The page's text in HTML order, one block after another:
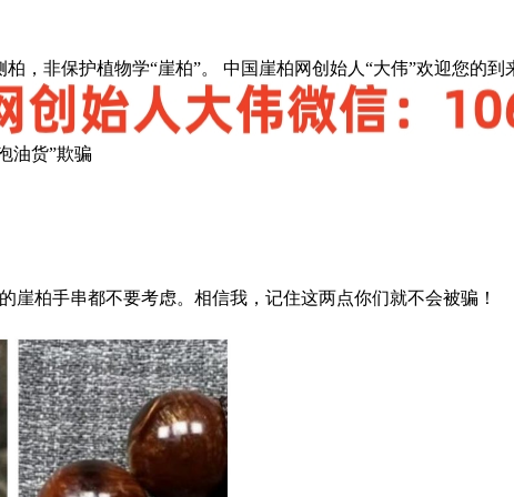
，非保护植物学“崖柏”。 中国崖柏网创始人“大伟”欢迎您的到
油货”欺骗
崖柏手串都不要考虑。相信我，记住这两点你们就不会被骗！